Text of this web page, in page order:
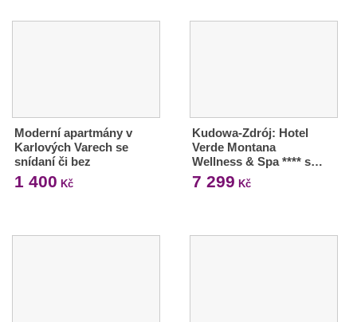
Moderní apartmány v
Karlových Varech se
snídaní či bez
1 400 Kč
Kudowa-Zdrój: Hotel
Verde Montana
Wellness & Spa **** s…
7 299 Kč